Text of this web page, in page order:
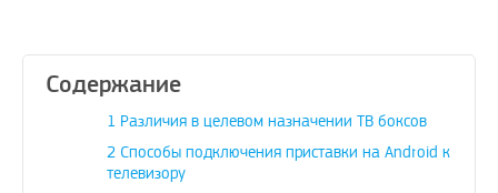
услуг…
Поздравляю, отличная идея и
Содержание
1 Различия в целевом назначении ТВ боксов
2 Способы подключения приставки на Android к
телевизору